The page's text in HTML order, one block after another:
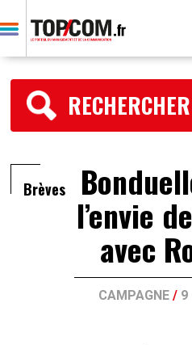
RECHERCHER
Brèves
l’envie
avec
CAMPAGNE/ 9